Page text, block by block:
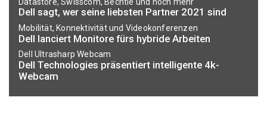
Dell sagt, wer seine liebsten Partner 2021 sind
Mobilität, Konnektivität und Videokonferenzen
Dell lanciert Monitore fürs hybride Arbeiten
Dell Ultrasharp Webcam
Dell Technologies präsentiert intelligente 4k-
Webcam